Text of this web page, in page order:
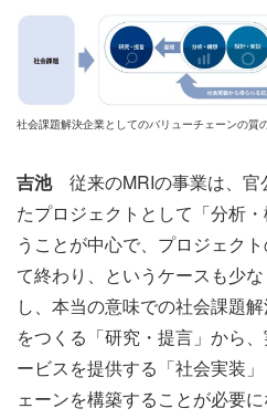
社会課題解決企業としてのバリューチェーンの質
吉池従来のMRIの事業は、官
たプロジェクトとして「分析
うことが中心で、プロジェク
て終わり、というケースも少
し、本当の意味での社会課題
をつくる「研究・提言」から
ービスを提供する「社会実装
ェーンを構築することが必要に